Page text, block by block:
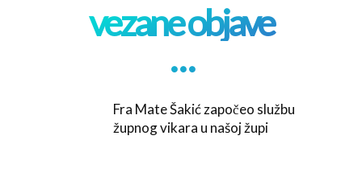
vezane objave
. . .
Fra Mate Šakić započeo službu
župnog vikara u našoj župi